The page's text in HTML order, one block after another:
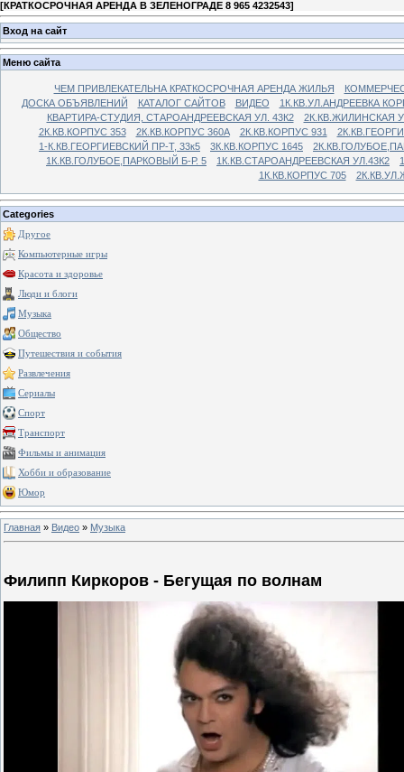
[КРАТКОСРОЧНАЯ АРЕНДА В ЗЕЛЕНОГРАДЕ 8 965 4232543]
Вход на сайт
Меню сайта
ЧЕМ ПРИВЛЕКАТЕЛЬНА КРАТКОСРОЧНАЯ АРЕНДА ЖИЛЬЯ
ДОСКА ОБЪЯВЛЕНИЙ
КАТАЛОГ САЙТОВ ВИДЕО
1К.КВ.УЛ.АНДРЕЕВКА
КВАРТИРА-СТУДИЯ, СТАРОАНДРЕЕВСКАЯ УЛ. 43К2
2К.КВ.ЖИЛИНСКАЯ
2К.КВ.КОРПУС 353
2К.КВ.КОРПУС 360А 2К.КВ.КОРПУС 931
1-К.КВ.ГЕОРГИЕВСКИЙ ПР-Т, 33к5
3К.КВ.КОРПУС 1645
1К.КВ.ГОЛУБОЕ,ПАРКОВЫЙ Б-Р. 5
1К.КВ.СТАРОАНДРЕЕВСКАЯ УЛ.43К2
1К.КВ.КОРПУС 705
Categories
Другое
Компьютерные игры
Красота и здоровье
Люди и блоги
Музыка
Общество
Путешествия и события
Развлечения
Сериалы
Спорт
Транспорт
Фильмы и анимация
Хобби и образование
Юмор
Главная » Видео » Музыка
Филипп Киркоров - Бегущая по волнам